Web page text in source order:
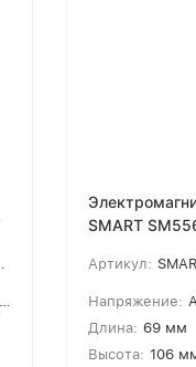
SMART
Артикул:
Напряжение:
Длина: 69 мм
Высота: 106